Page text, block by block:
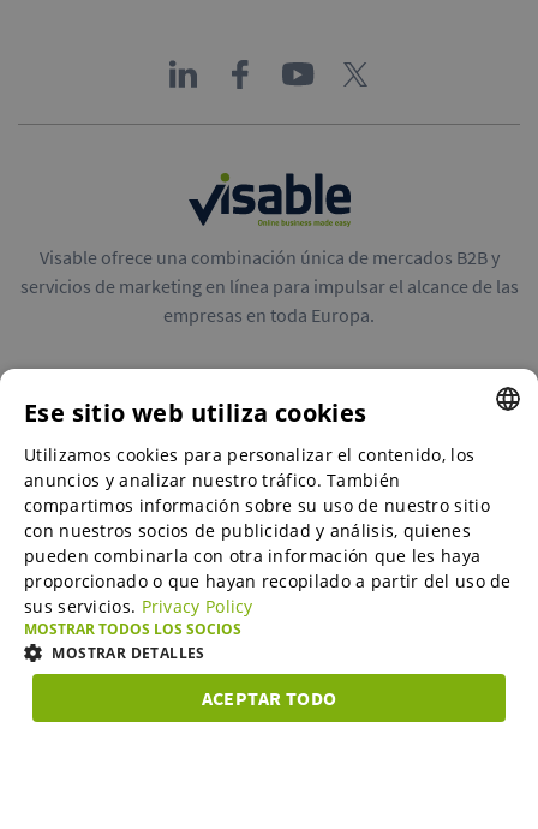
Visable ofrece una combinación única de mercados B2B y
servicios de marketing en línea para impulsar el alcance de las
empresas en toda Europa.
Mercados B2B
Servicios de marketing en línea
SME-Spotlight
Carrera profesional
ENGLISH
ENGLISH
GERMAN
SPANISH
Ese sitio web utiliza cookies
Utilizamos cookies para personalizar el contenido, los
anuncios y analizar nuestro tráfico. También
compartimos información sobre su uso de nuestro sitio
con nuestros socios de publicidad y análisis, quienes
pueden combinarla con otra información que les haya
proporcionado o que hayan recopilado a partir del uso de
sus servicios. Privacy Policy
MOSTRAR TODOS LOS SOCIOS
MOSTRAR DETALLES
ACEPTAR TODO
COOKIES DE
COOKIES DE